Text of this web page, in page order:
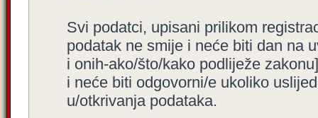
Svi podatci, upisani prilikom
podatak ne smije i neće biti dan na
i onih-ako/što/kako podliježe
i neće biti odgovorni/e ukoliko
u/otkrivanja podataka.